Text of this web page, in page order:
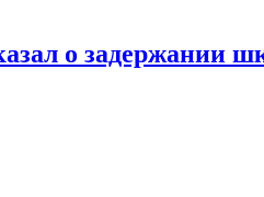
о задержании